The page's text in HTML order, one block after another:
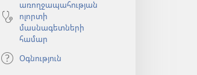
առողջապահության
ոլորտի
մասնագետների
համար
Օգնություն